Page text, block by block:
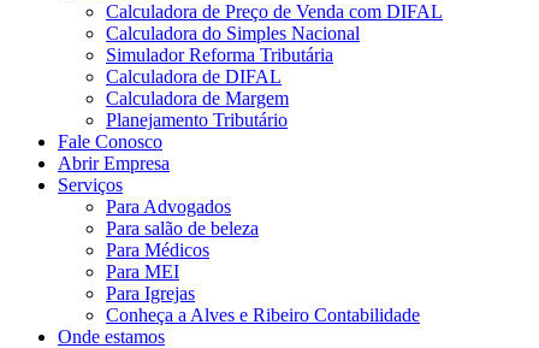
Calculadora de Preço de Venda com DIFAL
Calculadora do Simples Nacional
Simulador Reforma Tributária
Calculadora de DIFAL
Calculadora de Margem
Planejamento Tributário
Fale Conosco
Abrir Empresa
Serviços
Para Advogados
Para salão de beleza
Para Médicos
Para MEI
Para Igrejas
Conheça a Alves e Ribeiro Contabilidade
Onde estamos